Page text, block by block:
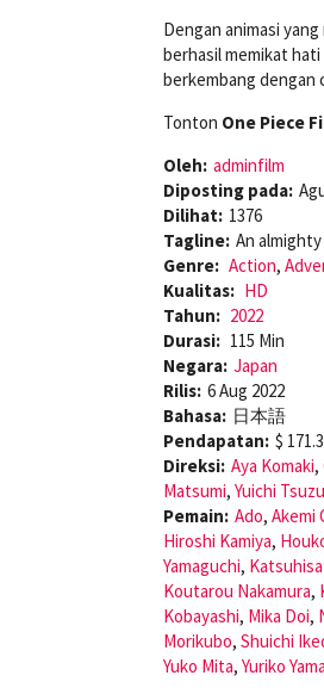
Dengan animasi
berhasil memikat
berkembang dengan
Tonton One Piece
Oleh: adminfilm
Diposting pada:
Dilihat: 1376
Tagline: An
Genre: Action,
Kualitas: HD
Tahun: 2022
Durasi: 115 Min
Negara: Japan
Rilis: 6 Aug 2022
Bahasa: 日本語
Pendapatan: $
Direksi: Aya Komaki,
Matsumi, Yuichi
Pemain: Ado, Akemi
Hiroshi Kamiya,
Yamaguchi,
Koutarou Nakamura,
Kobayashi, Mika Doi,
Morikubo, Shuichi
Yuko Mita, Yuriko